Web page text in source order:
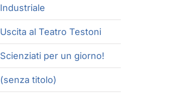
Industriale
Uscita al Teatro Testoni
Scienziati per un giorno!
(senza titolo)